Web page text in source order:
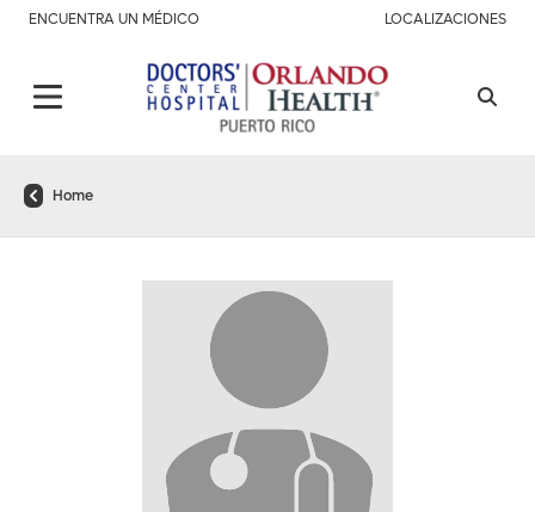
ENCUENTRA UN MÉDICO LOCALIZACIONES
Home